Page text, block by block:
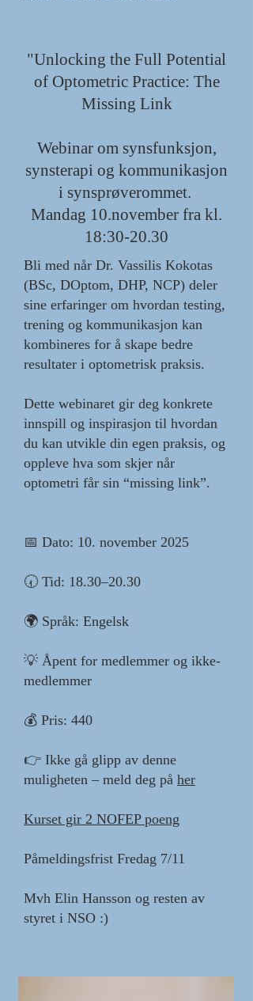
"Unlocking the Full Potential
of Optometric Practice: The
Missing Link
Webinar om synsfunksjon,
synsterapi og kommunikasjon
i synsprøverommet.
Mandag 10.november fra kl.
18:30-20.30
Bli med når Dr. Vassilis Kokotas
(BSc, DOptom, DHP, NCP) deler
sine erfaringer om hvordan testing,
trening og kommunikasjon kan
kombineres for å skape bedre
resultater i optometrisk praksis.
Dette webinaret gir deg konkrete
innspill og inspirasjon til hvordan
du kan utvikle din egen praksis, og
oppleve hva som skjer når
optometri får sin “missing link”.
📅 Dato: 10. november 2025
🕢 Tid: 18.30–20.30
🌍 Språk: Engelsk
💡 Åpent for medlemmer og ikke-
medlemmer
💰 Pris: 440
👉 Ikke gå glipp av denne
muligheten – meld deg på her
Kurset gir 2 NOFEP poeng
Påmeldingsfrist Fredag 7/11
Mvh Elin Hansson og resten av
styret i NSO :)